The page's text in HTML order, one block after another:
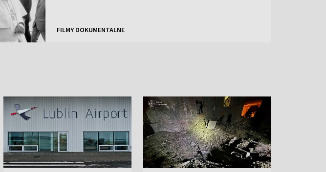
FILMY DOKUMENTALNE